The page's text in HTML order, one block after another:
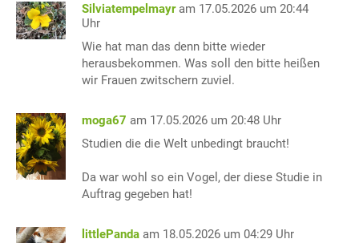
Silviatempelmayr am 17.05.2026 um 20:44
Uhr
Wie hat man das denn bitte wieder
herausbekommen. Was soll den bitte heißen
wir Frauen zwitschern zuviel.
moga67 am 17.05.2026 um 20:48 Uhr
Studien die die Welt unbedingt braucht!
Da war wohl so ein Vogel, der diese Studie in
Auftrag gegeben hat!
littlePanda am 18.05.2026 um 04:29 Uhr